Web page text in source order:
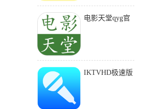
电影天堂qyg官
IKTVHD极速版